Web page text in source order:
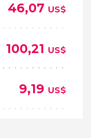
46,07 US$
100,21 US$
9,19 US$